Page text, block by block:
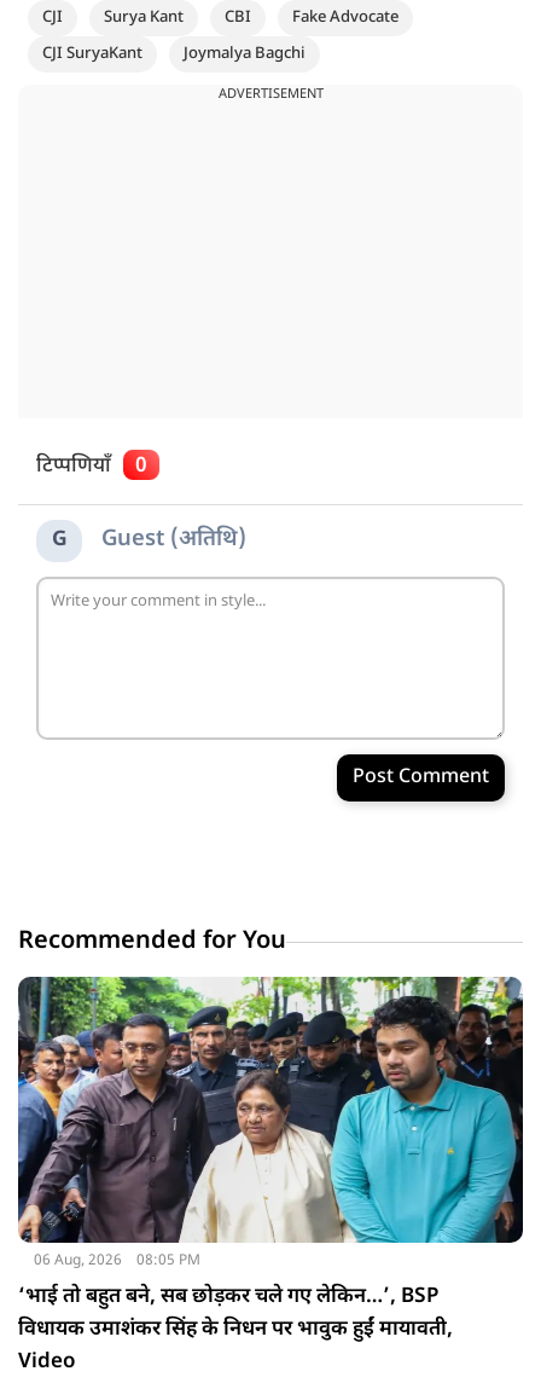
CJI Surya Kant CBI
Fake Advocate
CJI SuryaKant
Joymalya Bagchi
ADVERTISEMENT
टिप्पणियाँ 0
G Guest (अतिथि)
Post Comment
Recommended for You
06 Aug, 2026 08:05 PM
‘भाई तो बहुत बने, सब छोड़कर चले गए लेकिन…’, BSP
विधायक उमाशंकर सिंह के निधन पर भावुक हुईं मायावती,
Video